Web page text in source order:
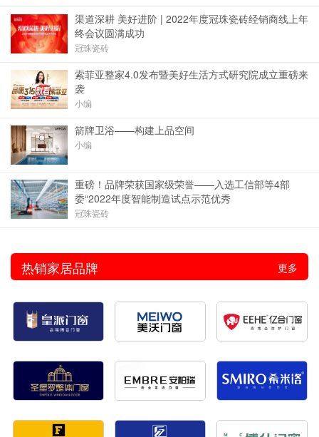
渠道深耕 美好进阶 | 2022年度冠珠瓷砖经销商线上年
终会议圆满成功
冠珠瓷砖
索菲亚整家4.0发布暨美好生活方式研究院成立重磅来
袭
小编
箭牌卫浴——构建上品空间
小编
重磅！品牌荣获国家级荣誉——入选工信部等4部
委“2022年度智能制造试点示范优秀
冠珠瓷砖
热销家居品牌 更多